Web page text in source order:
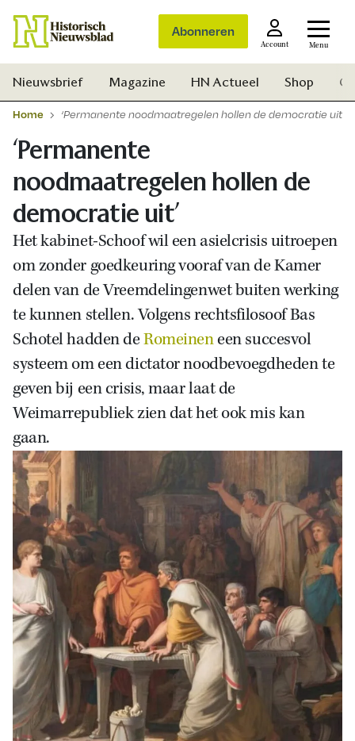
Abonneren
Account Menu
Zoek
Nieuwsbrief Magazine HN Actueel Shop
Home ‘Permanente noodmaatregelen hollen de democratie uit’
‘Permanente
noodmaatregelen hollen de
democratie uit’
Het kabinet-Schoof wil een asielcrisis uitroepen
om zonder goedkeuring vooraf van de Kamer
delen van de Vreemdelingenwet buiten werking
te kunnen stellen. Volgens rechtsfilosoof Bas
Schotel hadden deRomeineneen succesvol
systeem om een dictator noodbevoegdheden te
geven bij een crisis, maar laat de
Weimarrepubliek zien dat het ook mis kan
gaan.